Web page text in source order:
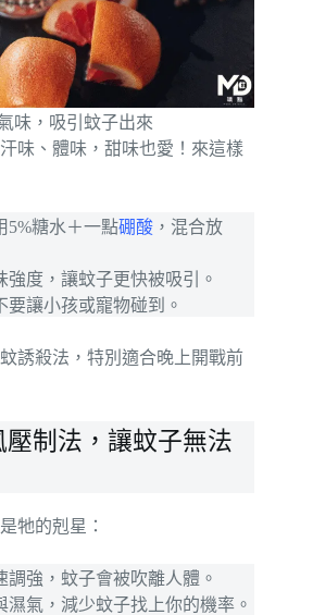
味，吸引蚊子出來
味、體味，甜味也愛！來這樣
5%糖水＋一點硼酸 ，混合放
強度，讓蚊子更快被吸引。
要讓小孩或寵物碰到。
誘殺法，特別適合晚上開戰前
制法，讓蚊子無法
牠的剋星：
調強，蚊子會被吹離人體。
濕氣，減少蚊子找上你的機率。